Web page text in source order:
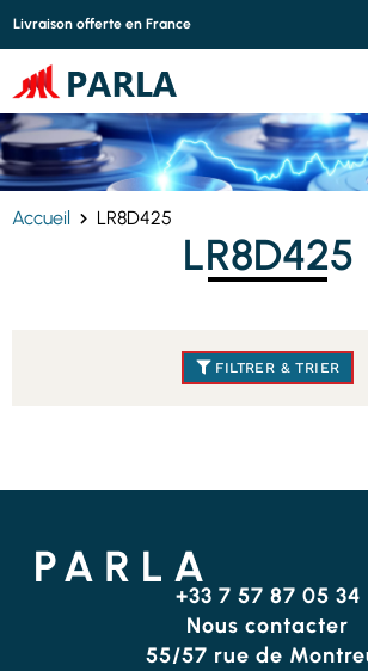
Livraison offerte en France
Accueil LR8D425
LR8D425
FILTRER & TRIER
+33 7 57 87 05 34
Nous contacter
55/57 rue de
Panneau de gestion des cookies